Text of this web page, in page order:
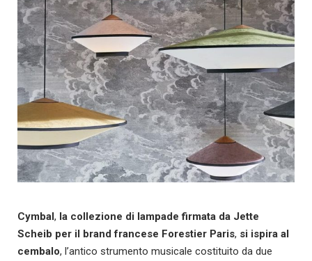
Cymbal, la collezione di lampade firmata da Jette
Scheib per il brand francese Forestier Paris, si ispira al
cembalo, l’antico strumento musicale costituito da due